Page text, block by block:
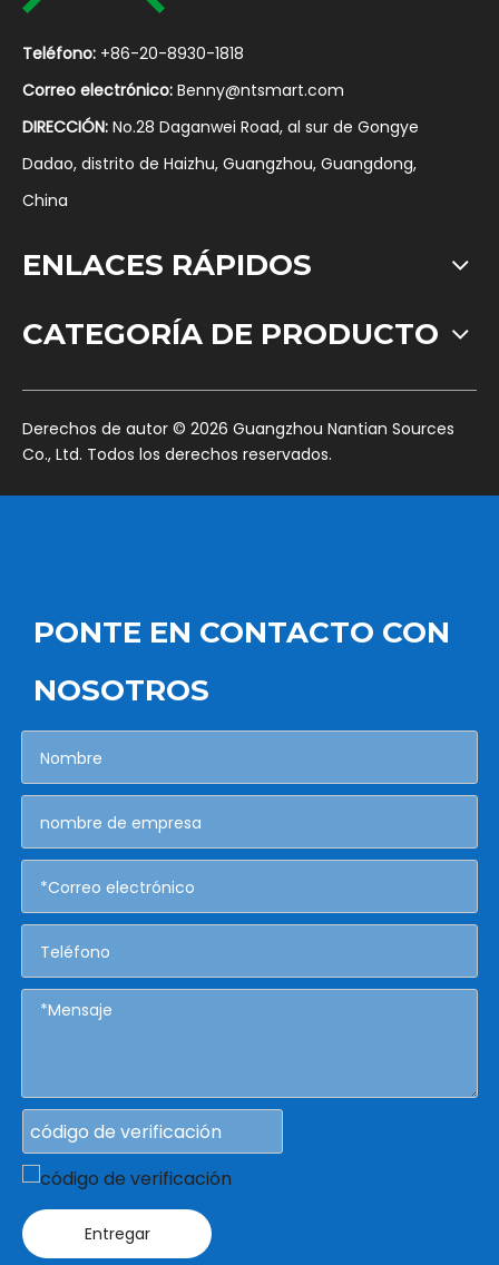
Teléfono: +86-20-8930-1818
Correo electrónico: Benny@ntsmart.com
DIRECCIÓN: No.28 Daganwei Road, al sur de Gongye
Dadao, distrito de Haizhu, Guangzhou, Guangdong,
China
ENLACES RÁPIDOS
CATEGORÍA DE PRODUCTO
​Derechos de autor © 2026 Guangzhou Nantian Sources
Co., Ltd. Todos los derechos reservados.
PONTE EN CONTACTO CON
NOSOTROS
Entregar